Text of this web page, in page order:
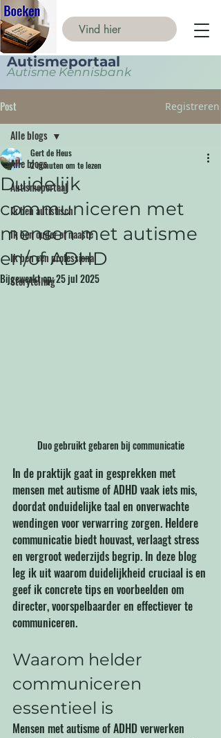
Autismeportaal
Autisme Kennisbank
Post Registreren
Alle blogs
Autismeportaal
Ik ben autistisch
Ik ben ouder of naaste
Ik ben een professional
Storytelling
Alle blogs
Duidelijk
communiceren met
mensen met autisme
en/of ADHD
Gert de Heus
2 minuten om te lezen
Bijgewerkt op:25 jul 2025
Duo gebruikt gebaren bij communicatie
In de praktijk gaat in gesprekken met
mensen met autisme of ADHD vaak iets mis,
doordat onduidelijke taal en onverwachte
wendingen voor verwarring zorgen. Heldere
communicatie biedt houvast, verlaagt stress
en vergroot wederzijds begrip. In deze blog
leg ik uit waarom duidelijkheid cruciaal is en
geef ik concrete tips en voorbeelden om
directer, voorspelbaarder en effectiever te
communiceren.
Waarom helder
communiceren
essentieel is
Mensen met autisme of ADHD verwerken